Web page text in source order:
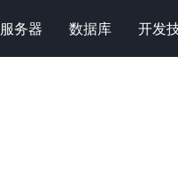
服务器 数据库 开发